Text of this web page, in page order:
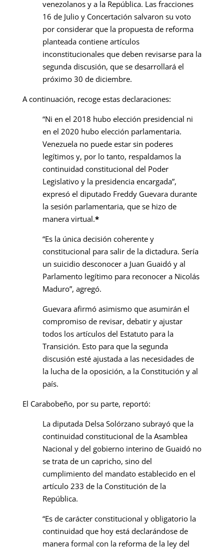
venezolanos y a la República. Las fracciones
16 de Julio y Concertación salvaron su voto
por considerar que la propuesta de reforma
planteada contiene artículos
inconstitucionales que deben revisarse para la
segunda discusión, que se desarrollará el
próximo 30 de diciembre.
A continuación, recoge estas declaraciones:
“Ni en el 2018 hubo elección presidencial ni
en el 2020 hubo elección parlamentaria.
Venezuela no puede estar sin poderes
legítimos y, por lo tanto, respaldamos la
continuidad constitucional del Poder
Legislativo y la presidencia encargada”,
expresó el diputado Freddy Guevara durante
la sesión parlamentaria, que se hizo de
manera virtual.*
“Es la única decisión coherente y
constitucional para salir de la dictadura. Sería
un suicidio desconocer a Juan Guaidó y al
Parlamento legítimo para reconocer a Nicolás
Maduro”, agregó.
Guevara afirmó asimismo que asumirán el
compromiso de revisar, debatir y ajustar
todos los artículos del Estatuto para la
Transición. Esto para que la segunda
discusión esté ajustada a las necesidades de
la lucha de la oposición, a la Constitución y al
país.
El Carabobeño, por su parte, reportó:
La diputada Delsa Solórzano subrayó que la
continuidad constitucional de la Asamblea
Nacional y del gobierno interino de Guaidó no
se trata de un capricho, sino del
cumplimiento del mandato establecido en el
artículo 233 de la Constitución de la
República.
“Es de carácter constitucional y obligatorio la
continuidad que hoy está declarándose de
manera formal con la reforma de la ley del